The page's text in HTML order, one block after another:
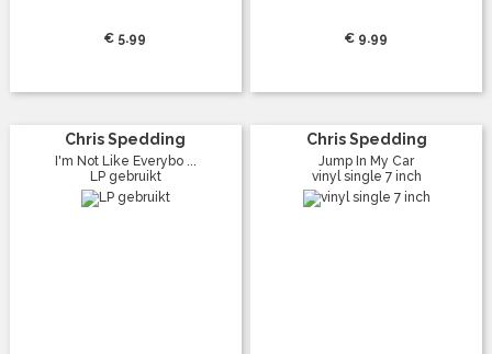
€ 5.99 € 9.99
Chris Spedding
I'm Not Like Everybo ...
LP gebruikt
Chris Spedding
Jump In My Car
vinyl single 7 inch